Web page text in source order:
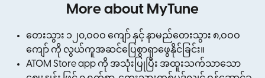
More about MyTune
တေးသွား ၁၂၀,ဝဝဝ ကျော် နှင့် နာမည်တေးသွား ၈,ဝဝဝ
ကျော် ကို လွယ်ကူအဆင်ပြေစွာရှာဖွေနိုင်ခြင်း။
ATOM Store app ကို အသုံးပြုပြီး အထူးသက်သာသော